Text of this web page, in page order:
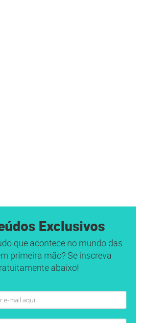
Exclusivos
que acontece no mundo das
primeira mão? Se inscreva
abaixo!